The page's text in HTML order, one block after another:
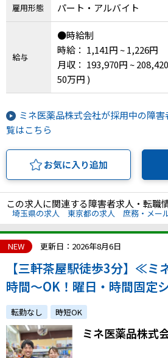
雇用形態 パート・アルバイト
給与
●時給制
時給： 1,141円 ~ 1,226円
月収： 193,970円 ~
50万円 )
ミネ医薬品株式会社が採用中の障
覧はこちら
お気に入り追加
この求人に関連する障害者求人・転職
埼玉県の求人 東京都の求人 庶務・メー
NEW 更新日：2026年8月6日
【三軒茶屋駅徒歩3分】≪
時間～OK！曜日・時間固定
勤務もOK！未経験OK！体調
立◎
転勤なし 時短OK
ミネ医薬品株式